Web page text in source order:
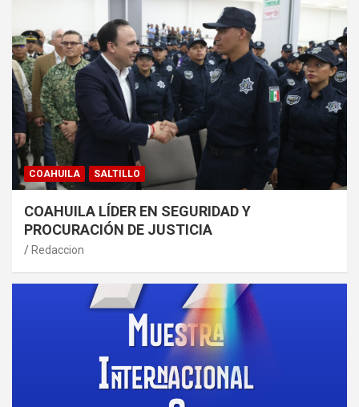
COAHUILA SALTILLO
COAHUILA LÍDER EN SEGURIDAD Y
PROCURACIÓN DE JUSTICIA
Redaccion